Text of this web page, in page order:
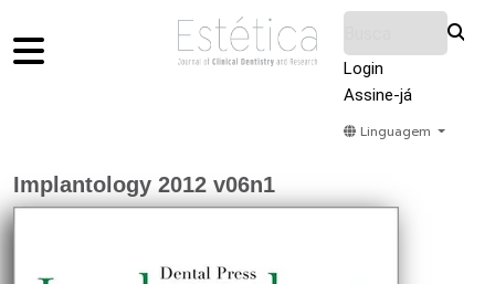
Login
Assine-já
Linguagem
Sobre Nós
Implantology 2012 v06n1